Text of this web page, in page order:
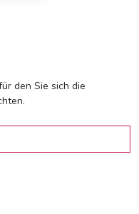
den Sie sich die